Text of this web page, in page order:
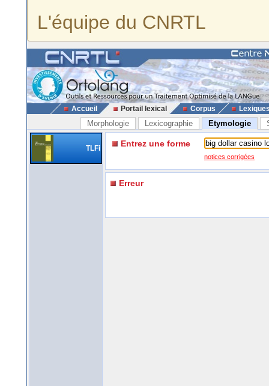
L'équipe du CNRTL
Accueil Portail lexical Corpus
Morphologie Lexicographie Etymologie
TLFi Entrez une forme
notices corrigées
Erreur